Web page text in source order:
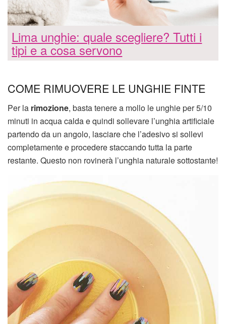
Lima unghie: quale scegliere? Tutti i
tipi e a cosa servono
COME RIMUOVERE LE UNGHIE FINTE
Per la rimozione, basta tenere a mollo le unghie per 5/10
minuti in acqua calda e quindi sollevare l’unghia artificiale
partendo da un angolo, lasciare che l’adesivo si sollevi
completamente e procedere staccando tutta la parte
restante. Questo non rovinerà l’unghia naturale sottostante!